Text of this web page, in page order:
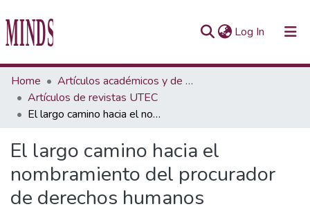
Log In (current)
Communities & Collections
All of Repository UTEC
Home
Artículos académicos y de opinión
Artículos de revistas UTEC
El largo camino hacia el nombramiento del procurador de derechos humanos
El largo camino hacia el
nombramiento del procurador
de derechos humanos